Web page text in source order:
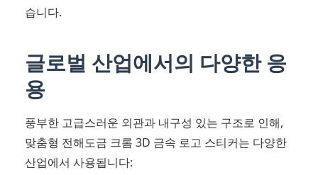
습니다.
글로벌 산업에서의 다양한 응
용
풍부한 고급스러운 외관과 내구성 있는 구조로 인해,
맞춤형 전해도금 크롬 3D 금속 로고 스티커는 다양한
산업에서 사용됩니다: